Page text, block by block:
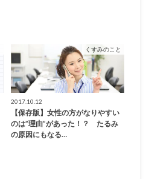
くすみのこと
2017.10.12
【保存版】女性の方がなりやすい
のは”理由”があった！？ たるみ
の原因にもなる…